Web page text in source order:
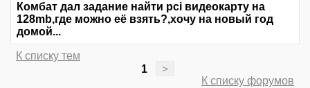
Комбат дал задание найти pci видеокарту на
128mb,где можно её взять?,хочу на новый год
домой...
К списку тем
1
>
К списку форумов